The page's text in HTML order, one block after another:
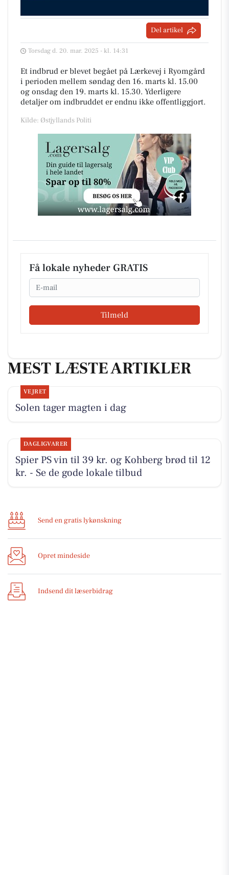
Del artikel
Torsdag d. 20. mar. 2025 - kl. 14:31
Et indbrud er blevet begået på Lærkevej i Ryomgård
i perioden mellem søndag den 16. marts kl. 15.00
og onsdag den 19. marts kl. 15.30. Yderligere
detaljer om indbruddet er endnu ikke offentliggjort.
Kilde: Østjyllands Politi
Få lokale nyheder GRATIS
Email
Tilmeld
MEST LÆSTE ARTIKLER
VEJRET
Solen tager magten i dag
DAGLIGVARER
Spier PS vin til 39 kr. og Kohberg brød til 12
kr. - Se de gode lokale tilbud
Send en gratis lykønskning
Opret mindeside
Indsend dit læserbidrag